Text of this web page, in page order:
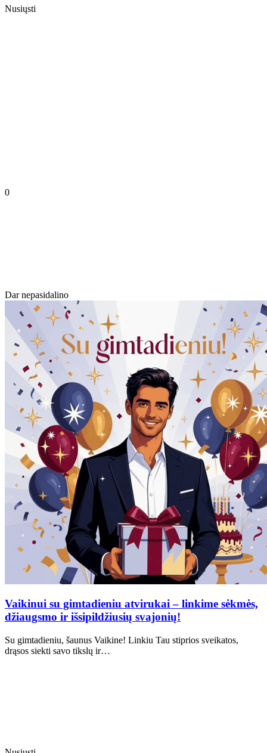
Nusiųsti
0
Dar nepasidalino
Vaikinui su gimtadieniu atvirukai – linkime sėkmės,
džiaugsmo ir išsipildžiusių svajonių!
Su gimtadieniu, šaunus Vaikine! Linkiu Tau stiprios sveikatos,
drąsos siekti savo tikslų ir…